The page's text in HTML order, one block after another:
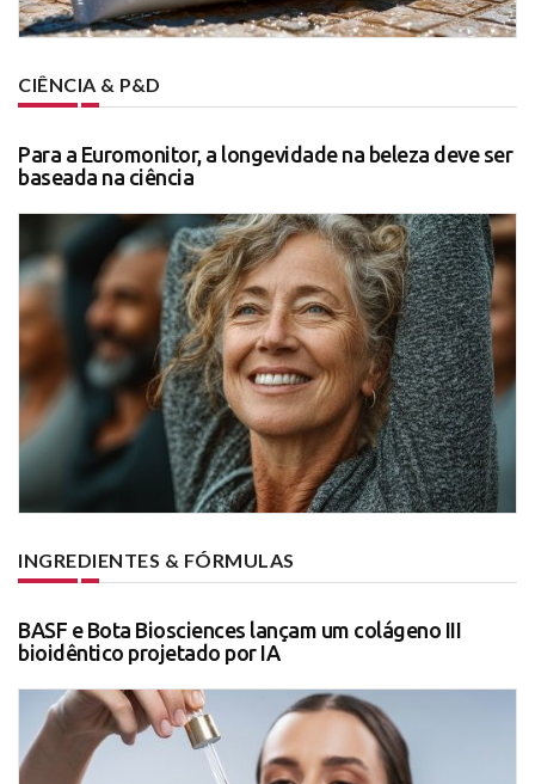
CIÊNCIA & P&D
Para a Euromonitor, a longevidade na beleza deve ser
baseada na ciência
INGREDIENTES & FÓRMULAS
BASF e Bota Biosciences lançam um colágeno III
bioidêntico projetado por IA